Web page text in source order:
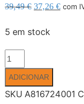
39,49€ 37,26 € com
5 em stock
ADICIONAR
SKU A816724001